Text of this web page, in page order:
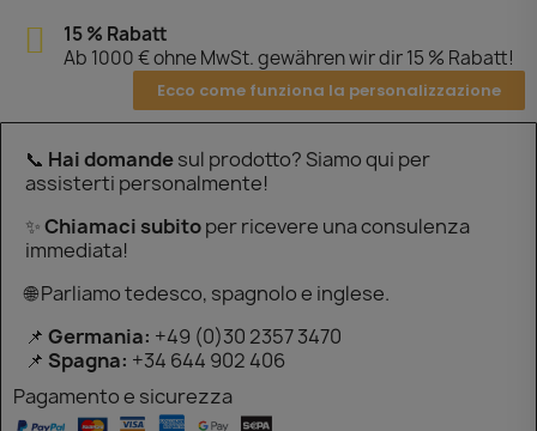
15 % Rabatt
Ab 1000 € ohne MwSt. gewähren wir dir 15 % Rabatt!
Ecco come funziona la personalizzazione
📞 Hai domandesul prodotto? Siamo qui per
assisterti personalmente!
✨Chiamaci subitoper ricevere una consulenza
immediata!
🌐 Parliamo tedesco, spagnolo e inglese.
📌 Germania: +49 (0)30 2357 3470
📌 Spagna: +34 644 902 406
Pagamento e sicurezza